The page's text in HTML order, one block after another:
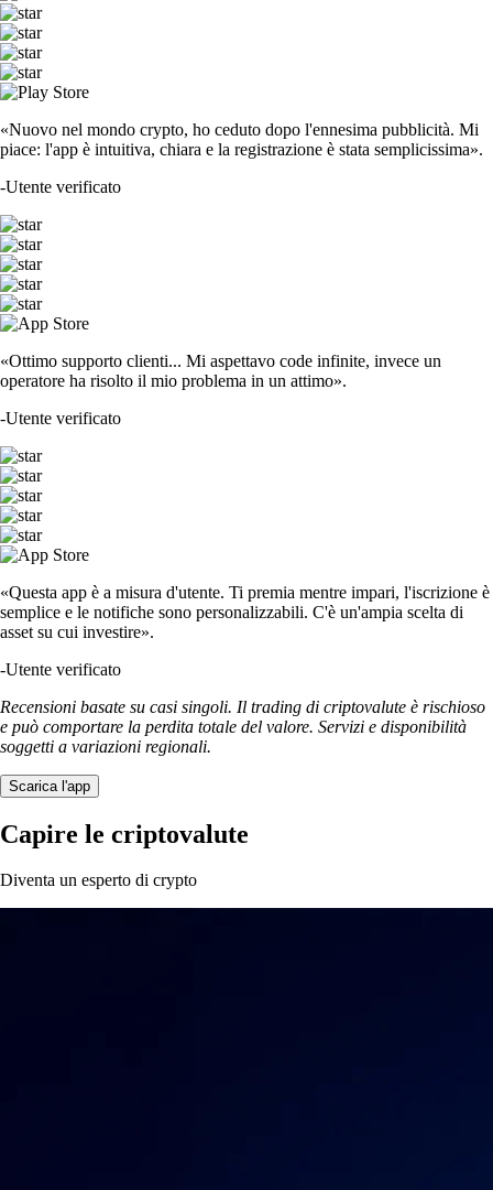
«Nuovo nel mondo crypto, ho ceduto dopo l'ennesima pubblicità. Mi
piace: l'app è intuitiva, chiara e la registrazione è stata semplicissima».
-Utente verificato
«Ottimo supporto clienti... Mi aspettavo code infinite, invece un
operatore ha risolto il mio problema in un attimo».
-Utente verificato
«Questa app è a misura d'utente. Ti premia mentre impari, l'iscrizione è
semplice e le notifiche sono personalizzabili. C'è un'ampia scelta di
asset su cui investire».
-Utente verificato
Recensioni basate su casi singoli. Il trading di criptovalute è rischioso
e può comportare la perdita totale del valore. Servizi e disponibilità
soggetti a variazioni regionali.
Scarica l'app
Capire le criptovalute
Diventa un esperto di crypto